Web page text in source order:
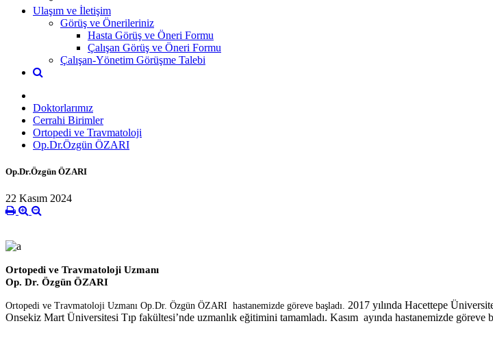
Ulaşım ve İletişim
Görüş ve Önerileriniz
Hasta Görüş ve Öneri Formu
Çalışan Görüş ve Öneri Formu
Çalışan-Yönetim Görüşme Talebi
Doktorlarımız
Cerrahi Birimler
Ortopedi ve Travmatoloji
Op.Dr.Özgün ÖZARI
Op.Dr.Özgün ÖZARI
22 Kasım 2024
Ortopedi ve Travmatoloji Uzmanı
Op. Dr. Özgün ÖZARI
Ortopedi ve Travmatoloji Uzmanı Op.Dr. Özgün ÖZARI hastanemizde göreve başladı. 2017 yılında Hacettepe
Onsekiz Mart Üniversitesi Tıp fakültesi’nde uzmanlık eğitimini tamamladı. Kasım ayında hastanemizde